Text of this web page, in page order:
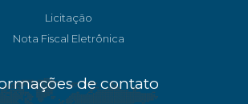
Licitação
Nota Fiscal Eletrônica
de contato